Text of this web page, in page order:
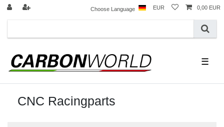
Choose Language EUR 0,00 EUR
☰
CNC Racingparts